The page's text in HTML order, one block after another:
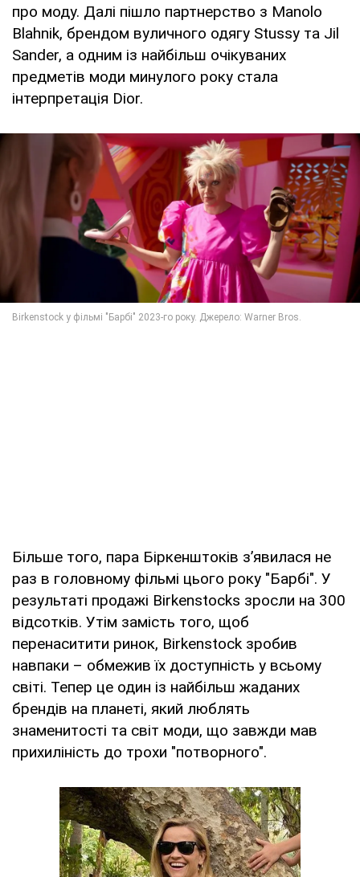
про моду. Далі пішло партнерство з Manolo
Blahnik, брендом вуличного одягу Stussy та Jil
Sander, а одним із найбільш очікуваних
предметів моди минулого року стала
інтерпретація Dior.
Більше того, пара Біркенштоків з’явилася не
раз в головному фільмі цього року "Барбі". У
результаті продажі Birkenstocks зросли на 300
відсотків. Утім замість того, щоб
перенаситити ринок, Birkenstock зробив
навпаки – обмежив їх доступність у всьому
світі. Тепер це один із найбільш жаданих
брендів на планеті, який люблять
знаменитості та світ моди, що завжди мав
прихиліність до трохи "потворного".